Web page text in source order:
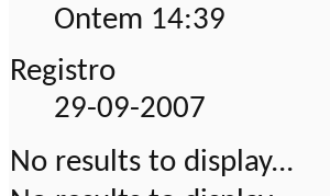
Ontem 14:39
Registro
29-09-2007
No results to display...